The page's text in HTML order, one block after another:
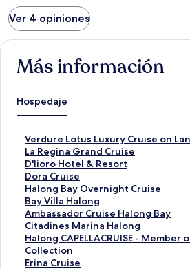
Ver 4 opiniones
Más información
Hospedaje
Verdure Lotus Luxury Cruise on
E
n
l
a
c
e
p
a
r
a
a
La Regina Grand Cruise
E
n
l
a
c
e
p
a
r
a
D'lioro Hotel & Resort
E
n
l
a
c
e
p
a
r
Dora Cruise
E
n
l
a
c
e
p
a
Halong Bay Overnight Cruise
E
n
l
a
c
e
p
Bay Villa Halong
E
n
l
a
c
e
Ambassador Cruise Halong Bay
E
n
l
a
c
Citadines Marina Halong
E
n
l
a
Halong CAPELLACRUISE - Member
Collection
E
n
lErina Cruise
E